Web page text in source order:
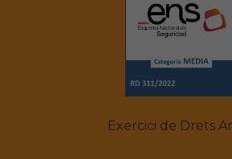
Exercici de Drets